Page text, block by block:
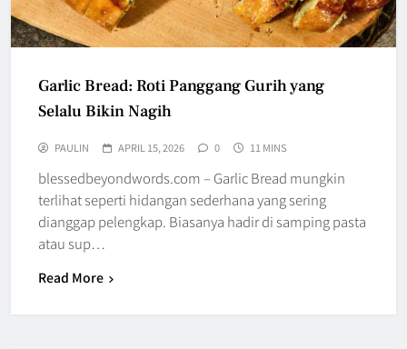
Garlic Bread: Roti Panggang Gurih yang
Selalu Bikin Nagih
PAULIN APRIL 15, 2026 0 11 MINS
blessedbeyondwords.com – Garlic Bread mungkin
terlihat seperti hidangan sederhana yang sering
dianggap pelengkap. Biasanya hadir di samping pasta
atau sup…
Read More